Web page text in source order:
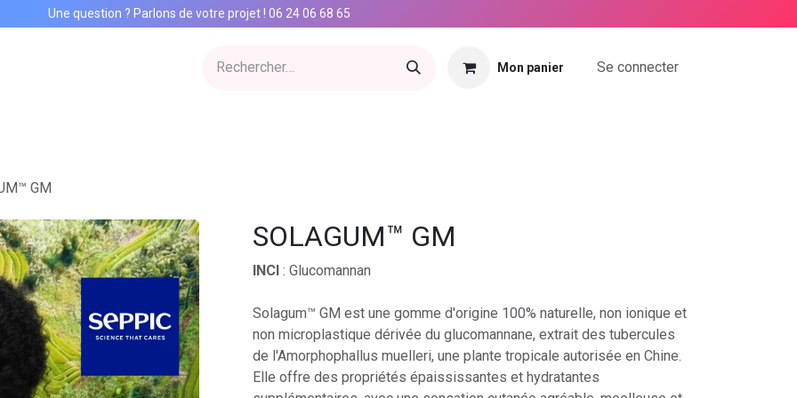
Une question ? Parlons de votre projet! 06 24 06 68 65
Mon panier Se connecter
GM
SOLAGUM™ GM
INCI : Glucomannan
Solagum™ GM est une gomme d'origine 100% naturelle, non ionique et
non microplastique dérivée du glucomannane, extrait des tubercules
de l'Amorphophallus muelleri, une plante tropicale autorisée en Chine.
Elle offre des propriétés épaississantes et hydratantes